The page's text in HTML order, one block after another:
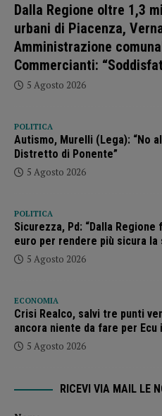
Dalla Regione oltre 1,3
urbani di Piacenza,
Amministrazione
Commercianti:
5 Agosto 2026
POLITICA
Autismo, Murelli (Lega): “No
Distretto di Ponente”
5 Agosto 2026
POLITICA
Sicurezza, Pd: “Dalla
euro per rendere più sicura la
5 Agosto 2026
ECONOMIA
Crisi Realco, salvi tre punti
ancora niente da fare per Ecu
5 Agosto 2026
RICEVI VIA MAIL LE